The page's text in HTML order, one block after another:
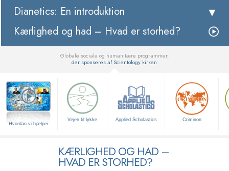
Dianetics: En introduktion
Kærlighed og had – Hvad er storhed?
Globale sociale og humanitære programmer,
der sponseres af Scientology kirken
Hvordan vi hjælper
Vejen til lykke Applied Scholastics Criminon
KÆRLIGHED OG HAD –
HVAD ER STORHED?